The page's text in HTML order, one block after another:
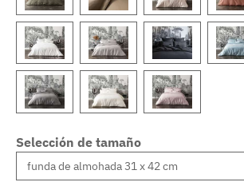
Selección de tamaño